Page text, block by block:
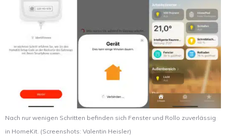
Nach nur wenigen Schritten befinden sich Fenster und Rollo zuverlässig
in HomeKit. (Screenshots: Valentin Heisler)